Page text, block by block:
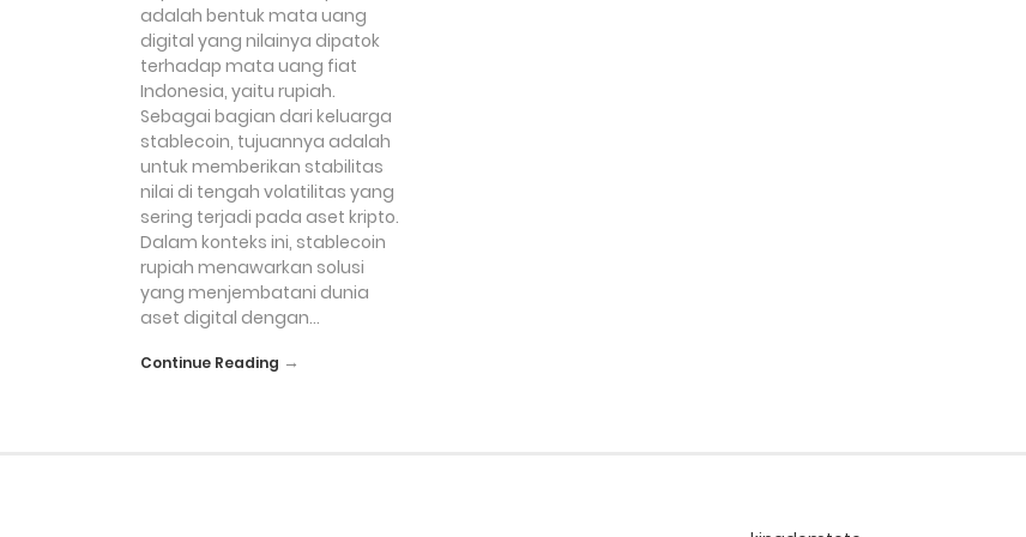
adalah bentuk mata uang
digital yang nilainya dipatok
terhadap mata uang fiat
Indonesia, yaitu rupiah.
Sebagai bagian dari keluarga
stablecoin, tujuannya adalah
untuk memberikan stabilitas
nilai di tengah volatilitas yang
sering terjadi pada aset kripto.
Dalam konteks ini, stablecoin
rupiah menawarkan solusi
yang menjembatani dunia
aset digital dengan…
Continue Reading →